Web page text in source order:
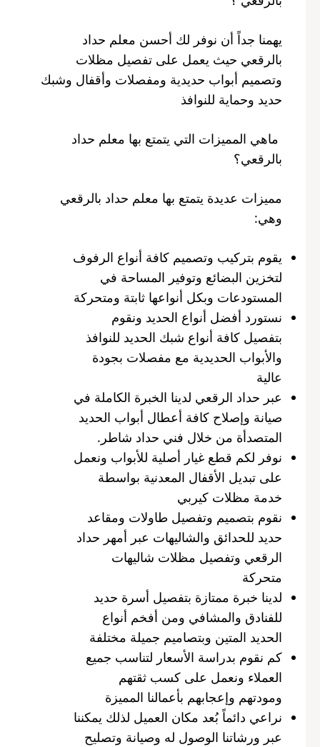
يهمنا جداً أن نوفر لك أحسن معلم حداد
بالرقعي حيث يعمل على تفصيل مظلات
وتصميم أبواب حديدية ومفصلات وأقفال وشبك
حديد وحماية للنوافذ
ماهي المميزات التي يتمتع بها معلم حداد
بالرقعي؟
مميزات عديدة يتمتع بها معلم حداد بالرقعي
وهي:
يقوم بتركيب وتصميم كافة أنواع الرفوف
لتخزين البضائع وتوفير المساحة في
المستودعات وبكل أنواعها ثابتة ومتحركة
نستورد أفضل أنواع الحديد ونقوم
بتفصيل كافة أنواع شبك الحديد للنوافذ
والأبواب الحديدية مع مفصلات بجودة
عالية
عبر حداد الرقعي لدينا الخبرة الكاملة في
صيانة وإصلاح كافة أعطال أبواب الحديد
المتصدأة من خلال فني حداد شاطر.
نوفر لكم قطع غيار أصلية للأبواب ونعمل
على تبديل الأقفال المعدنية بواسطة
خدمة مظلات كيربي
نقوم بتصميم وتفصيل طاولات ومقاعد
حديد للحدائق والشاليهات عبر أمهر حداد
الرقعي وتفصيل مظلات شاليهات
متحركة
لدينا خبرة ممتازة بتفصيل أسرة حديد
للفنادق والمشافي ومن أفخم أنواع
الحديد المتين وبتصاميم جميلة مختلفة
كم نقوم بدراسة الأسعار لتناسب جميع
العملاء ونعمل على كسب ثقتهم
ومودتهم وإعجابهم بأعمالنا المميزة
نراعي دائماً بُعد مكان العميل لذلك يمكننا
عبر ورشاتنا الوصول له وصيانة وتصليح